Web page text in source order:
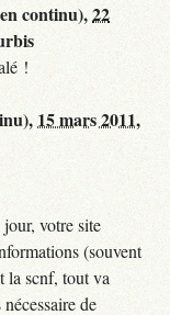
continu),22
!
15 mars 2011,
votre site
(souvent
la scnf, tout va
de